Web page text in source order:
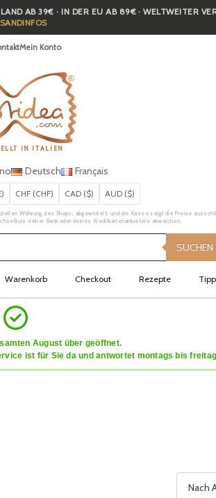
AB 39€ · IN DER EU AB 89€ · WELTWEITER
Mein Konto
IN ITALIEN
Deutsch Français
CHF (CHF) CAD ($) AUD ($)
Währung des Shops, abgewickelt, und die Kasse zeigt die Preise
deiner Bank oder deines Kreditkartenanbieters abweichen.
SUCHEN
Warenkorb Checkout Rezepte
August über geöffnet.
ist für Sie da und antwortet montags bis